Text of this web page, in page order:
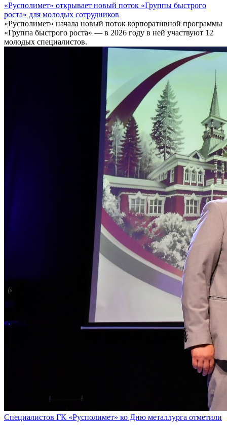
«Русполимет» открывает новый поток «Группы быстрого
роста» для молодых сотрудников
«Русполимет» начала новый поток корпоративной программы
«Группа быстрого роста» — в 2026 году в ней участвуют 12
молодых специалистов.
Специалистов ГК «Русполимет» ко Дню металлурга отметили